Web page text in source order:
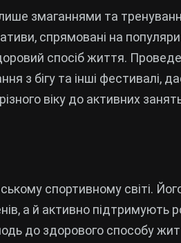
змаганнями та
спрямовані на
спосіб життя.
з бігу та інші фестивалі,
віку до активних
спортивному світі.
а й активно підтримують
до здорового способу